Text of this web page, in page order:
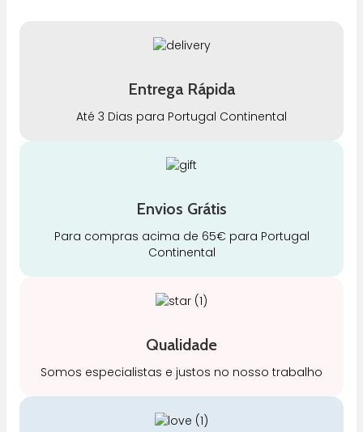
Entrega Rápida
Até 3 Dias para Portugal Continental
Envios Grátis
Para compras acima de 65€ para Portugal
Continental
Qualidade
Somos especialistas e justos no nosso trabalho